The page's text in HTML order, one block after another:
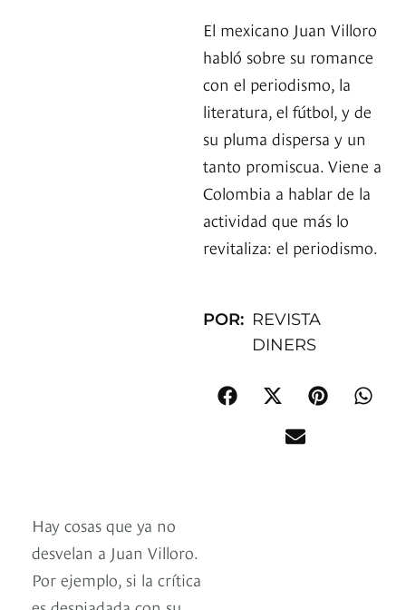
El mexicano Juan Villoro
habló sobre su romance
con el periodismo, la
literatura, el fútbol, y de
su pluma dispersa y un
tanto promiscua. Viene a
Colombia a hablar de la
actividad que más lo
revitaliza: el periodismo.
POR: REVISTA
DINERS
Hay cosas que ya no
desvelan a Juan Villoro.
Por ejemplo, si la crítica